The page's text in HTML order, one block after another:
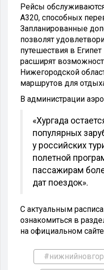
Рейсы
A320, способных
Запланированные
позволят
путешествия в
расширят
Нижегородской
маршрутов для
В администрации
«Хургада
популярных
у российских
полетной
пассажирам
дат поездок».
С актуальным
ознакомиться в
на официальном